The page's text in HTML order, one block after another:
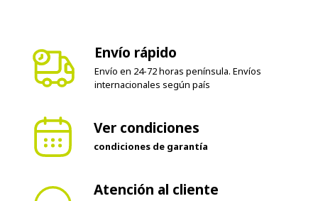
Envío rápido
Envío en 24-72 horas península. Envíos
internacionales según país
Ver condiciones
condiciones de garantía
Atención al cliente